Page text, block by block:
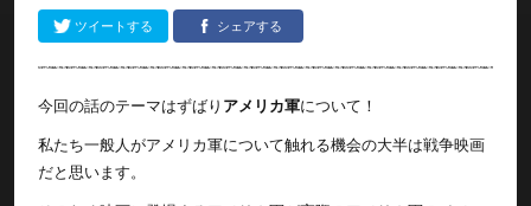
ツイートする シェアする
今回の話のテーマはずばり アメリカ軍について！
私たち一般人がアメリカ軍について触れる機会の大半は戦争映画
だと思います。